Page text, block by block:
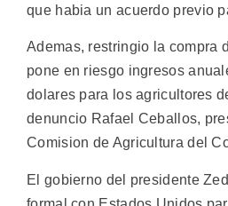
que habia un acuerdo previo
Ademas, restringio la compra
pone en riesgo ingresos
dolares para los agricultores
denuncio Rafael Ceballos,
Comision de Agricultura del
El gobierno del presidente